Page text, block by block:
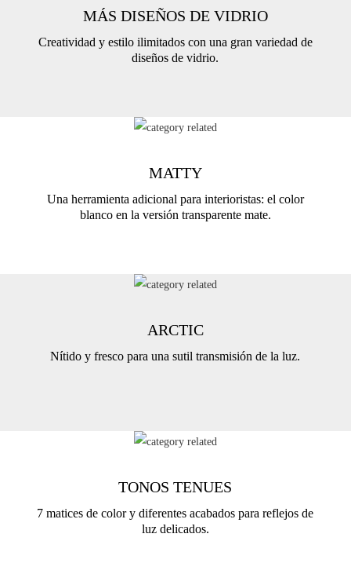
MÁS DISEÑOS DE VIDRIO
Creatividad y estilo ilimitados con una gran variedad de
diseños de vidrio.
MATTY
Una herramienta adicional para interioristas: el color
blanco en la versión transparente mate.
ARCTIC
Nítido y fresco para una sutil transmisión de la luz.
TONOS TENUES
7 matices de color y diferentes acabados para reflejos de
luz delicados.